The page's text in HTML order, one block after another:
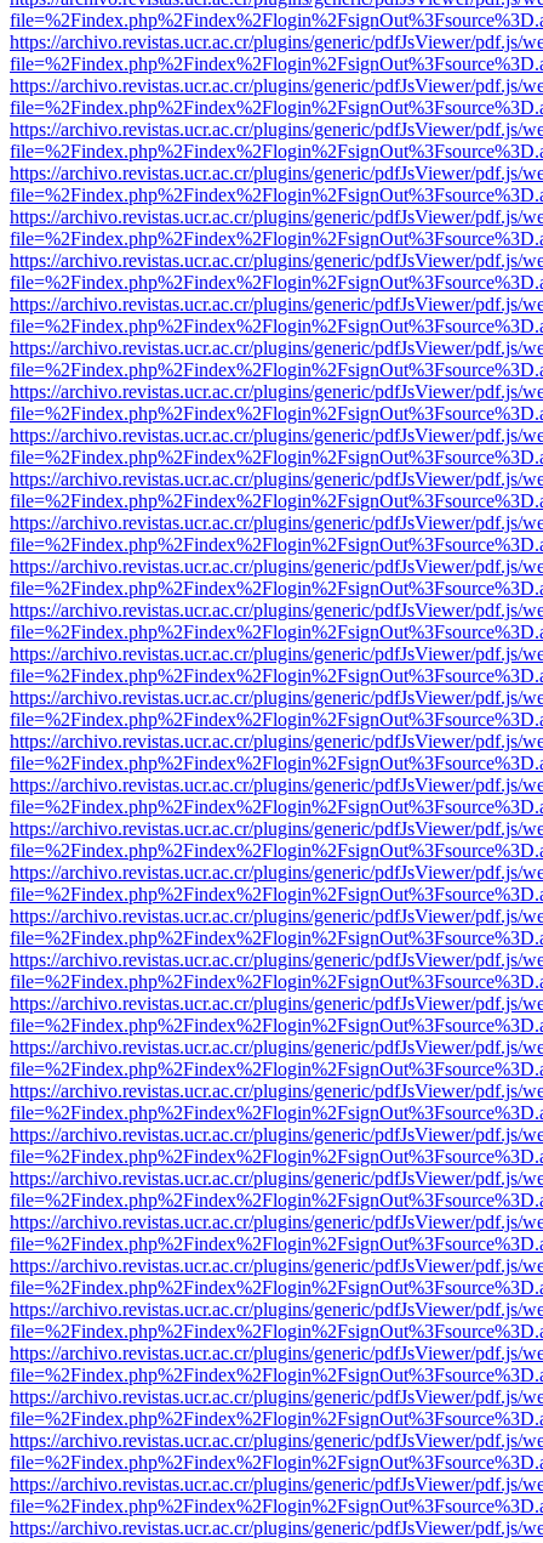
https://archivo.revistas.ucr.ac.cr/plugins/generic/pdfJsViewer/pdf.js/
https://archivo.revistas.ucr.ac.cr/plugins/generic/pdfJsViewer/pdf.js/
https://archivo.revistas.ucr.ac.cr/plugins/generic/pdfJsViewer/pdf.js/
https://archivo.revistas.ucr.ac.cr/plugins/generic/pdfJsViewer/pdf.js/
https://archivo.revistas.ucr.ac.cr/plugins/generic/pdfJsViewer/pdf.js/
https://archivo.revistas.ucr.ac.cr/plugins/generic/pdfJsViewer/pdf.js/
https://archivo.revistas.ucr.ac.cr/plugins/generic/pdfJsViewer/pdf.js/
https://archivo.revistas.ucr.ac.cr/plugins/generic/pdfJsViewer/pdf.js/
https://archivo.revistas.ucr.ac.cr/plugins/generic/pdfJsViewer/pdf.js/
https://archivo.revistas.ucr.ac.cr/plugins/generic/pdfJsViewer/pdf.js/
https://archivo.revistas.ucr.ac.cr/plugins/generic/pdfJsViewer/pdf.js/
https://archivo.revistas.ucr.ac.cr/plugins/generic/pdfJsViewer/pdf.js/
https://archivo.revistas.ucr.ac.cr/plugins/generic/pdfJsViewer/pdf.js/
https://archivo.revistas.ucr.ac.cr/plugins/generic/pdfJsViewer/pdf.js/
https://archivo.revistas.ucr.ac.cr/plugins/generic/pdfJsViewer/pdf.js/
https://archivo.revistas.ucr.ac.cr/plugins/generic/pdfJsViewer/pdf.js/
https://archivo.revistas.ucr.ac.cr/plugins/generic/pdfJsViewer/pdf.js/
https://archivo.revistas.ucr.ac.cr/plugins/generic/pdfJsViewer/pdf.js/
https://archivo.revistas.ucr.ac.cr/plugins/generic/pdfJsViewer/pdf.js/
https://archivo.revistas.ucr.ac.cr/plugins/generic/pdfJsViewer/pdf.js/
https://archivo.revistas.ucr.ac.cr/plugins/generic/pdfJsViewer/pdf.js/
https://archivo.revistas.ucr.ac.cr/plugins/generic/pdfJsViewer/pdf.js/
https://archivo.revistas.ucr.ac.cr/plugins/generic/pdfJsViewer/pdf.js/
https://archivo.revistas.ucr.ac.cr/plugins/generic/pdfJsViewer/pdf.js/
https://archivo.revistas.ucr.ac.cr/plugins/generic/pdfJsViewer/pdf.js/
https://archivo.revistas.ucr.ac.cr/plugins/generic/pdfJsViewer/pdf.js/
https://archivo.revistas.ucr.ac.cr/plugins/generic/pdfJsViewer/pdf.js/
https://archivo.revistas.ucr.ac.cr/plugins/generic/pdfJsViewer/pdf.js/
https://archivo.revistas.ucr.ac.cr/plugins/generic/pdfJsViewer/pdf.js/
https://archivo.revistas.ucr.ac.cr/plugins/generic/pdfJsViewer/pdf.js/
https://archivo.revistas.ucr.ac.cr/plugins/generic/pdfJsViewer/pdf.js/
https://archivo.revistas.ucr.ac.cr/plugins/generic/pdfJsViewer/pdf.js/
https://archivo.revistas.ucr.ac.cr/plugins/generic/pdfJsViewer/pdf.js/
https://archivo.revistas.ucr.ac.cr/plugins/generic/pdfJsViewer/pdf.js/
https://archivo.revistas.ucr.ac.cr/plugins/generic/pdfJsViewer/pdf.js/